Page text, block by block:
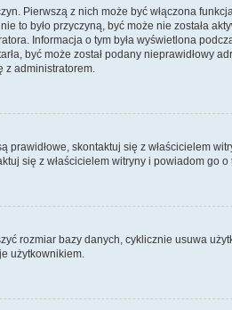
Pierwszą z nich może być włączona
to było przyczyną, być może nie została
Informacja o tym była wyświetlona
być może został podany nieprawidłowy
z administratorem.
skontaktuj się z właścicielem
się z właścicielem witryny i powiadom go
rozmiar bazy danych, cyklicznie usuwa
użytkownikiem.